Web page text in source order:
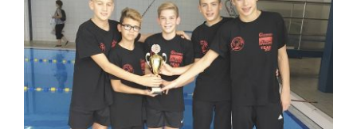
grösseres
Bild